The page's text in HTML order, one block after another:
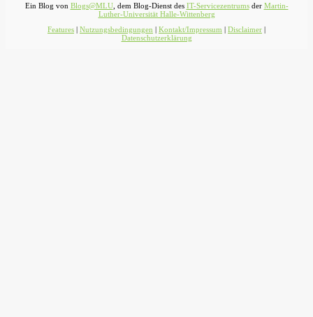
Ein Blog von Blogs@MLU, dem Blog-Dienst des IT-Servicezentrumsder Martin-
Luther-Universität Halle-Wittenberg
Features | Nutzungsbedingungen | Kontakt/Impressum | Disclaimer |
Datenschutzerklärung